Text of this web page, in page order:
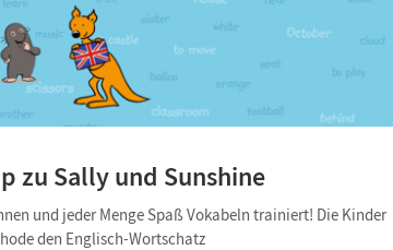
zu Sallyund Sunshine
und jeder Menge Spaß Vokabeln trainiert! Die Kinder
den Englisch-Wortschatz